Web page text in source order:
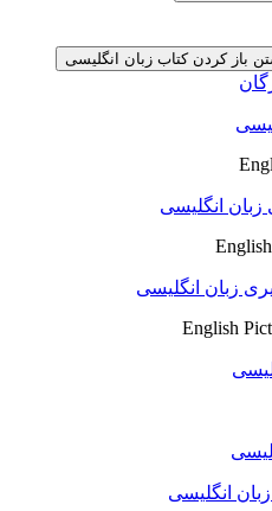
باز کردن کتاب زبان انگلیسی
انگلیسی
زبان انگلیسی
English
انگلیسی